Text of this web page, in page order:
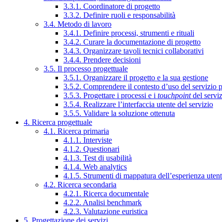
3.3.1. Coordinatore di progetto
3.3.2. Definire ruoli e responsabilità
3.4. Metodo di lavoro
3.4.1. Definire processi, strumenti e rituali
3.4.2. Curare la documentazione di progetto
3.4.3. Organizzare tavoli tecnici collaborativi
3.4.4. Prendere decisioni
3.5. Il processo progettuale
3.5.1. Organizzare il progetto e la sua gestione
3.5.2. Comprendere il contesto d’uso del servizio
3.5.3. Progettare i processi e i touchpointdel
3.5.4. Realizzare l’interfaccia utente del servizio
3.5.5. Validare la soluzione ottenuta
4. Ricerca progettuale
4.1. Ricerca primaria
4.1.1. Interviste
4.1.2. Questionari
4.1.3. Test di usabilità
4.1.4. Web analytics
4.1.5. Strumenti di mappatura dell’esperienza
4.2. Ricerca secondaria
4.2.1. Ricerca documentale
4.2.2. Analisi benchmark
4.2.3. Valutazione euristica
5. Progettazione dei servizi